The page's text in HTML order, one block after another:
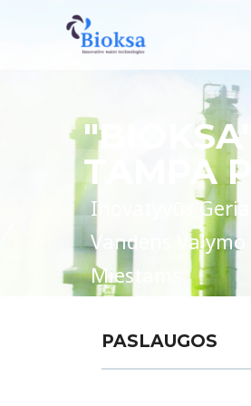
TAMPA
Inovatyvūs
Vandens
Miestams
PASLAUGOS